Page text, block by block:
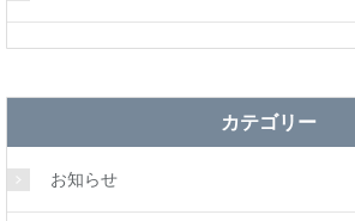
カテゴリー
お知らせ